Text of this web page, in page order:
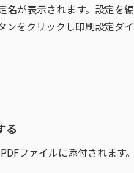
名が表示されます。設定を
ンをクリックし印刷設定ダ
る
ファイルに添付されます